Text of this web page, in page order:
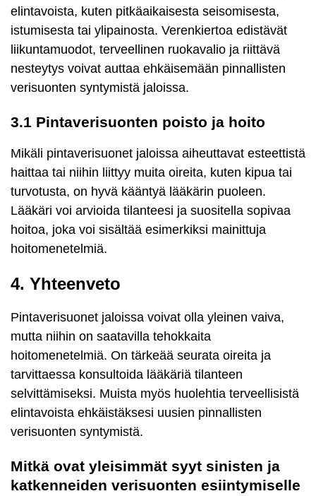
elintavoista, kuten pitkäaikaisesta seisomisesta,
istumisesta tai ylipainosta. Verenkiertoa edistävät
liikuntamuodot, terveellinen ruokavalio ja riittävä
nesteytys voivat auttaa ehkäisemään pinnallisten
verisuonten syntymistä jaloissa.
3.1 Pintaverisuonten poisto ja hoito
Mikäli pintaverisuonet jaloissa aiheuttavat esteettistä
haittaa tai niihin liittyy muita oireita, kuten kipua tai
turvotusta, on hyvä kääntyä lääkärin puoleen.
Lääkäri voi arvioida tilanteesi ja suositella sopivaa
hoitoa, joka voi sisältää esimerkiksi mainittuja
hoitomenetelmiä.
4. Yhteenveto
Pintaverisuonet jaloissa voivat olla yleinen vaiva,
mutta niihin on saatavilla tehokkaita
hoitomenetelmiä. On tärkeää seurata oireita ja
tarvittaessa konsultoida lääkäriä tilanteen
selvittämiseksi. Muista myös huolehtia terveellisistä
elintavoista ehkäistäksesi uusien pinnallisten
verisuonten syntymistä.
Mitkä ovat yleisimmät syyt sinisten ja
katkenneiden verisuonten esiintymiselle